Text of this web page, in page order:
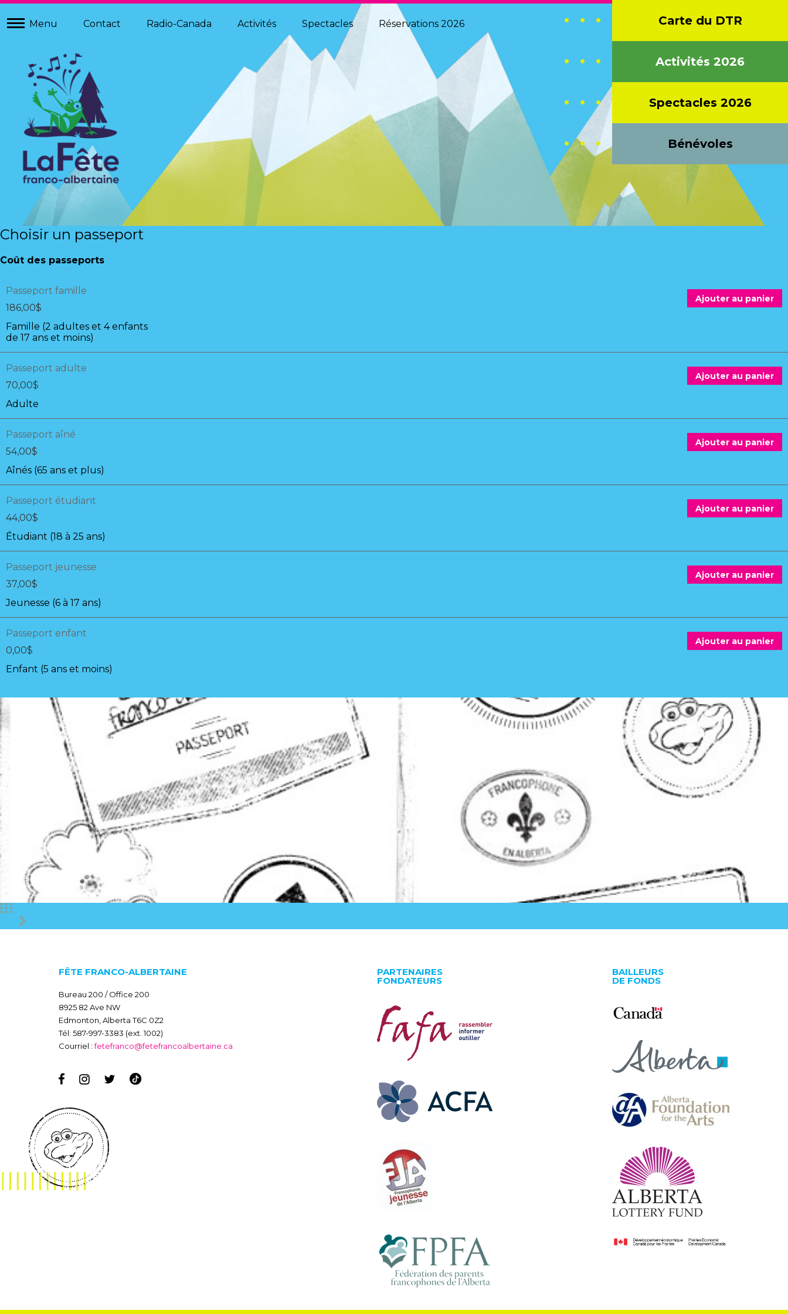
Carte du DTR
Activités 2026
Spectacles 2026
Bénévoles
Menu Contact Radio-Canada Activités Spectacles Réservations 2026
Choisir un passeport
Coût des passeports
Passeport famille
186,00$
Famille (2 adultes et 4 enfants
de 17 ans et moins)
Ajouter au panier
Passeport adulte
70,00$
Adulte
Ajouter au panier
Passeport aîné
54,00$
Aînés (65 ans et plus)
Ajouter au panier
Passeport étudiant
44,00$
Étudiant (18 à 25 ans)
Ajouter au panier
Passeport jeunesse
37,00$
Jeunesse (6 à 17 ans)
Ajouter au panier
Passeport enfant
0,00$
Enfant (5 ans et moins)
Ajouter au panier
FÊTE FRANCO-ALBERTAINE
Bureau 200 / Office 200
8925 82 Ave NW
Edmonton, Alberta T6C 0Z2
Tél: 587-997-3383 (ext. 1002)
Courriel :fetefranco@fetefrancoalbertaine.ca
PARTENAIRES
FONDATEURS
BAILLEURS
DE FONDS
À PROPOS
HISTORIQUE
CHANSON THÈME
MÉDIAS
PHOTOS ET VIDÉOS
ÉCHOS DE LA FÊTE
CONTACT